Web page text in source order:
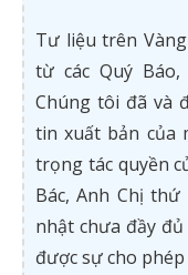
Tư liệu trên
từ các Quý
Chúng tôi đã và
tin xuất bản của
trọng tác quyền
Bác, Anh Chị
nhật chưa đầy
được sự cho phép